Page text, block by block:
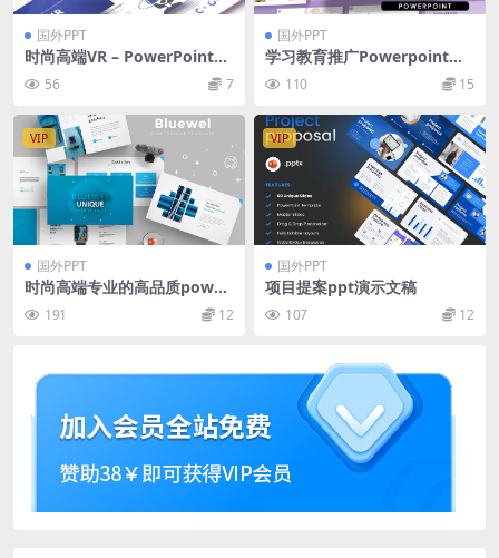
国外PPT
时尚高端VR – PowerPoint信
息图表幻灯片演示模板（ppt
x）56 7
国外PPT
学习教育推广Powerpoint幻
灯片模板 Academia – Study
Education Powerpoint Tem
plate
110 15
VIP
国外PPT
时尚高端专业的高品质power
point幻灯片演示模板（ppt
x）191 12
VIP
国外PPT
项目提案ppt演示文稿
107 12